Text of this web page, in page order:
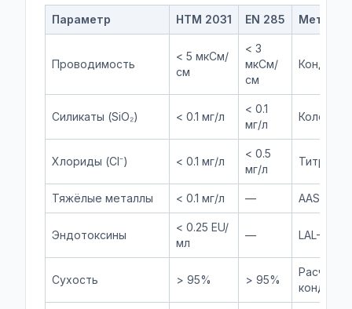
Параметр HTM 2031 EN 285 Метод
Проводимость
< 5 мкСм/
см
< 3
мкСм/
см
Силикаты (SiO₂) < 0.1 мг/л
< 0.1
мг/л
Хлориды (Cl⁻) < 0.1 мг/л
< 0.5
мг/л
Тяжёлые металлы < 0.1 мг/л — AAS
Эндотоксины
< 0.25 EU/
мл
— LAL-тест
Сухость > 95% > 95%
Расчёт